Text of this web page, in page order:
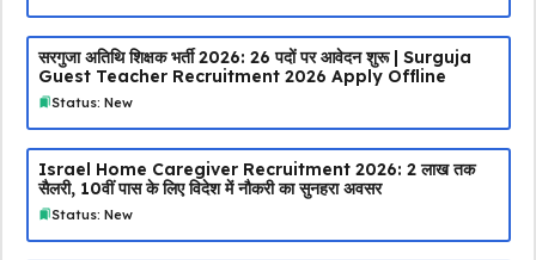
सरगुजा अतिथि शिक्षक भर्ती 2026: 26 पदों पर आवेदन शुरू | Surguja
Guest Teacher Recruitment 2026 Apply Offline
Status: New
Israel Home Caregiver Recruitment 2026: ₹2 लाख तक
सैलरी, 10वीं पास के लिए विदेश में नौकरी का सुनहरा अवसर
Status: New